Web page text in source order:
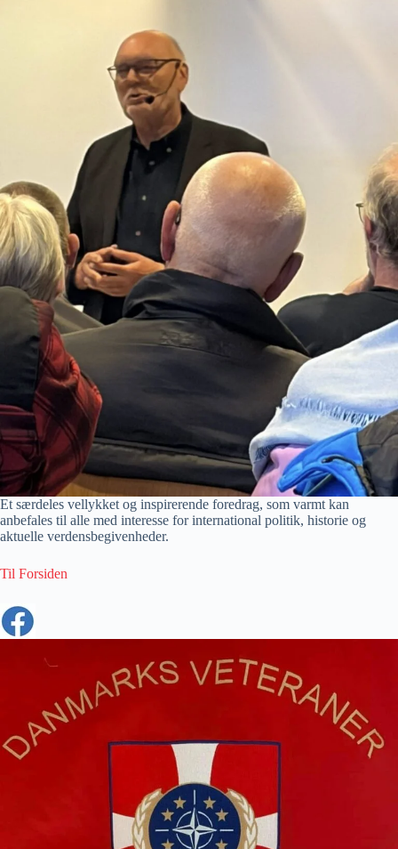
Et særdeles vellykket og inspirerende foredrag, som varmt kan
anbefales til alle med interesse for international politik, historie og
aktuelle verdensbegivenheder.
Til Forsiden